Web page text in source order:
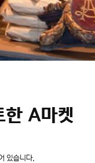
한 A마켓
있습니다.